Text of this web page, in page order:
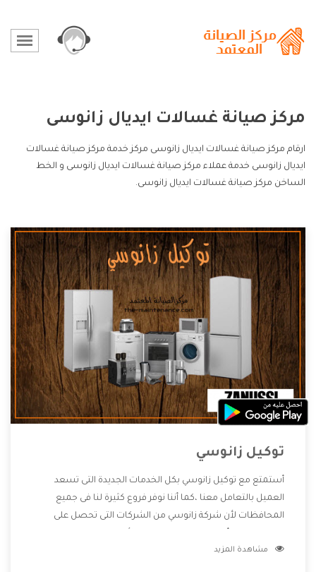
مركز صيانة غسالات ايديال زانوسى
ارقام مركز صيانة غسالات ايديال زانوسى مركز خدمة مركز صيانة غسالات
ايديال زانوسى خدمة عملاء مركز صيانة غسالات ايديال زانوسى و الخط
الساخن مركز صيانة غسالات ايديال زانوسى.
توكيل زانوسي
أستمتع مع توكيل زانوسي بكل الخدمات الجديدة التى تسعد
العميل بالتعامل معنا ،كما أننا نوفر فروع كثيرة لنا فى جميع
المحافظات لأن شركة زانوسي من الشركات التى تحصل على
كما أنها تهتم بالخدمات التى تكون بعد البيع معنا هتحصل على
مشاهدة المزيد